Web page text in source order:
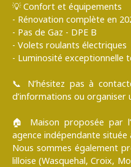
💡 Confort et équipements
- Rénovation complète en
- Pas de Gaz - DPE B
- Volets roulants électriques
- Luminosité exceptionnelle
📞 N’hésitez pas à
d’informations ou organiser
🏠 Maison proposée par
agence indépendante située
Nous sommes également
lilloise (Wasquehal, Croix,